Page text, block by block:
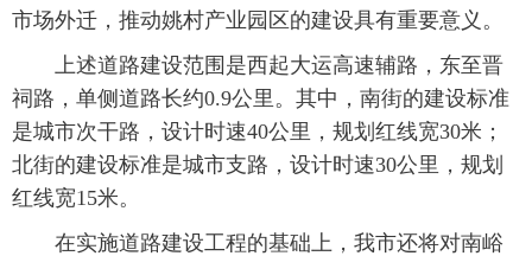
市场外迁，推动姚村产业园区的建设具有重要意义。
上述道路建设范围是西起大运高速辅路，东至晋
祠路，单侧道路长约0.9公里。其中，南街的建设标准
是城市次干路，设计时速40公里，规划红线宽30米；
北街的建设标准是城市支路，设计时速30公里，规划
红线宽15米。
在实施道路建设工程的基础上，我市还将对南峪